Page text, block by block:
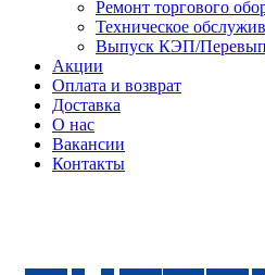
Ремонт торгового
Техническое
Выпуск КЭП/
Акции
Оплата и возврат
Доставка
О нас
Вакансии
Контакты